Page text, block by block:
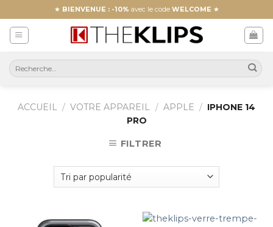
to
content
★ BIENVENUE : -10% avec le code WELCOME ★
ACCUEIL / VOTRE APPAREIL / APPLE / IPHONE 14
PRO
FILTRER